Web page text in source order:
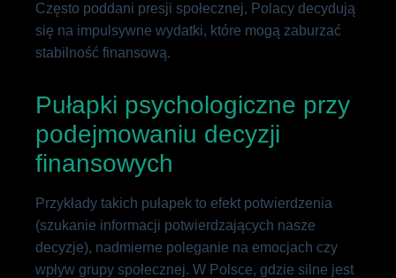
Często poddani presji społecznej, Polacy decydują
się na impulsywne wydatki, które mogą zaburzać
stabilność finansową.
Pułapki psychologiczne przy
podejmowaniu decyzji
finansowych
Przykłady takich pułapek to efekt potwierdzenia
(szukanie informacji potwierdzających nasze
decyzje), nadmierne poleganie na emocjach czy
wpływ grupy społecznej. W Polsce, gdzie silne jest